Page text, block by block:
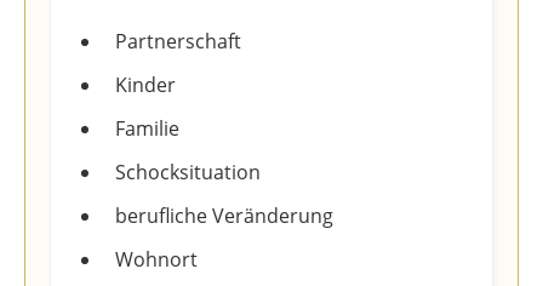
Partnerschaft
Kinder
Familie
Schocksituation
berufliche Veränderung
Wohnort